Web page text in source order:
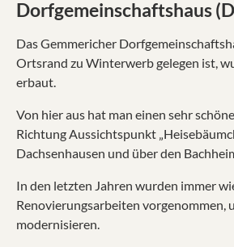
Dorfgemeinschaftshaus
Das Gemmericher
Ortsrand zu Winterwerb gelegen ist,
erbaut.
Von hier aus hat man einen sehr
Richtung Aussichtspunkt
Dachsenhausen und über den
In den letzten Jahren wurden immer
Renovierungsarbeiten vorgenommen,
modernisieren.